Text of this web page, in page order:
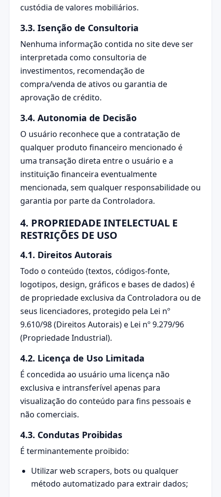
custódia de valores mobiliários.
3.3. Isenção de Consultoria
Nenhuma informação contida no site deve ser
interpretada como consultoria de
investimentos, recomendação de
compra/venda de ativos ou garantia de
aprovação de crédito.
3.4. Autonomia de Decisão
O usuário reconhece que a contratação de
qualquer produto financeiro mencionado é
uma transação direta entre o usuário e a
instituição financeira eventualmente
mencionada, sem qualquer responsabilidade ou
garantia por parte da Controladora.
4. PROPRIEDADE INTELECTUAL E
RESTRIÇÕES DE USO
4.1. Direitos Autorais
Todo o conteúdo (textos, códigos-fonte,
logotipos, design, gráficos e bases de dados) é
de propriedade exclusiva da Controladora ou de
seus licenciadores, protegido pela Lei nº
9.610/98 (Direitos Autorais) e Lei nº 9.279/96
(Propriedade Industrial).
4.2. Licença de Uso Limitada
É concedida ao usuário uma licença não
exclusiva e intransferível apenas para
visualização do conteúdo para fins pessoais e
não comerciais.
4.3. Condutas Proibidas
É terminantemente proibido:
Utilizar web scrapers, bots ou qualquer
método automatizado para extrair dados;